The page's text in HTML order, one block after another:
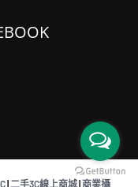
二手3C線上商城 商業攝